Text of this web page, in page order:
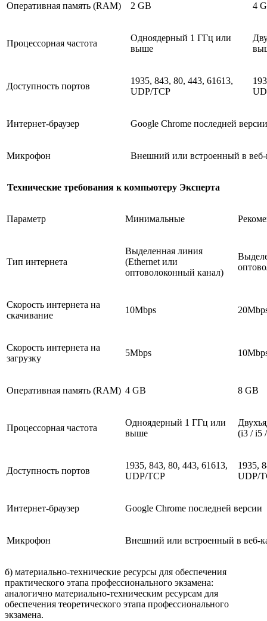
Оперативная память (RAM) 2 GB 4
Процессорная частота
Одноядерный 1 ГГц или
выше
Доступность портов
1935, 843, 80, 443, 61613,
UDP/TCP
Интернет-браузер Google Chrome последней версии
Микрофон Внешний или встроенный в веб-
Технические требования к компьютеру Эксперта
Параметр Минимальные
Тип интернета
Выделенная линия
(Ethernet или
оптоволоконный канал)
Скорость интернета на
скачивание
10Mbps
Скорость интернета на
загрузку
5Mbps
Оперативная память (RAM) 4 GB 8 GB
Процессорная частота
Одноядерный 1 ГГц или
выше
(i3 / i5
Доступность портов
1935, 843, 80, 443, 61613,
UDP/TCP
1935,
UDP/
Интернет-браузер Google Chrome последней версии
Микрофон Внешний или встроенный в веб-
б) материально-технические ресурсы для обеспечения
практического этапа профессионального экзамена:
аналогично материально-техническим ресурсам для
обеспечения теоретического этапа профессионального
экзамена.